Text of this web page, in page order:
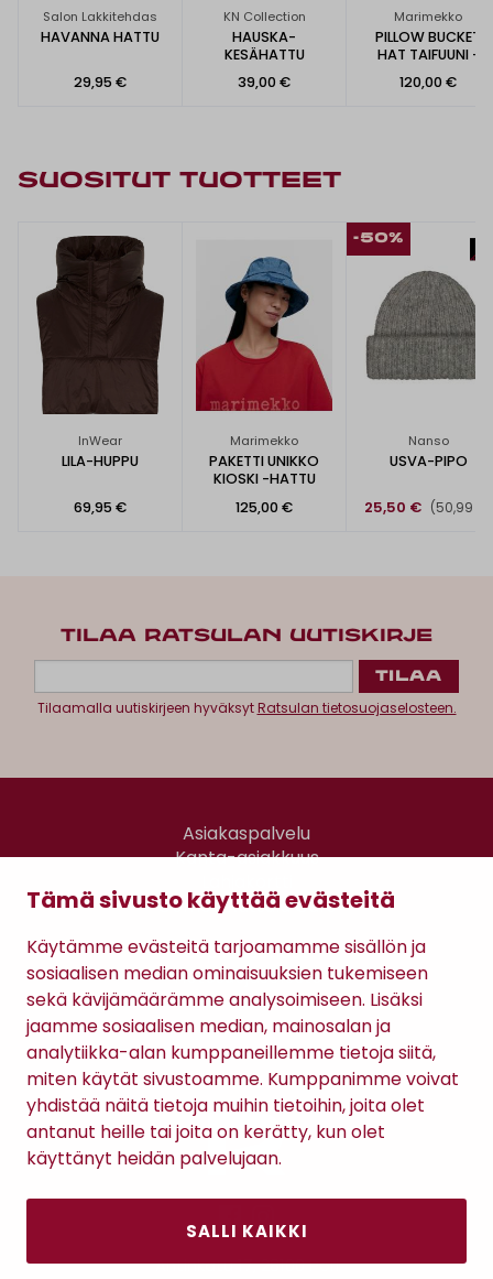
Tämä sivusto käyttää evästeitä
Käytämme evästeitä tarjoamamme sisällön ja
sosiaalisen median ominaisuuksien tukemiseen
sekä kävijämäärämme analysoimiseen. Lisäksi
jaamme sosiaalisen median, mainosalan ja
analytiikka-alan kumppaneillemme tietoja siitä,
miten käytät sivustoamme. Kumppanimme voivat
yhdistää näitä tietoja muihin tietoihin, joita olet
antanut heille tai joita on kerätty, kun olet
käyttänyt heidän palvelujaan.
SALLI KAIKKI
Salon Lakkitehdas
HAVANNA HATTU
29,95 €
KN Collection
HAUSKA-
KESÄHATTU
39,00 €
Marimekko
PILLOW BUCKET
HAT TAIFUUNI -
120,00 €
SUOSITUT TUOTTEET
InWear
LILA-HUPPU
69,95 €
Marimekko
PAKETTI UNIKKO
KIOSKI -HATTU
125,00 €
-50%
Nanso
USVA-PIPO
25,50 € (50,99 €)
TILAA RATSULAN UUTISKIRJE
Tilaamalla uutiskirjeen hyväksytRatsulan tietosuojaselosteen.
Asiakaspalvelu
Kanta-asiakkuus
Gomee Ratsula Café
Antinkatu 17, 28100 Pori
Sopimusehdot
Tietosuojaseloste
Maksutavat